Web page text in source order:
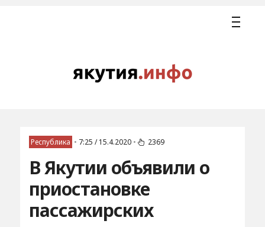
Республика • 7:25 / 15.4.2020 • 2369
В Якутии объявили о
приостановке
пассажирских